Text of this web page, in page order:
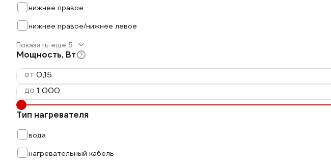
нижнее правое
нижнее правое/нижнее левое
Показать еще 5
Мощность, Вт
от
до
Тип нагревателя
вода
нагревательный кабель